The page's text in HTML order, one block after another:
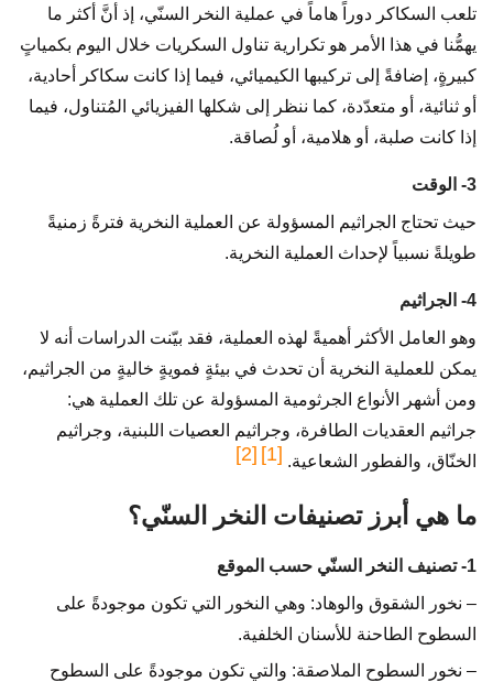
تلعب السكاكر دوراً هاماً في عملية النخر السنّي، إذ أنَّ أكثر ما
يهمُّنا في هذا الأمر هو تكرارية تناول السكريات خلال اليوم بكمياتٍ
كبيرةٍ، إضافةً إلى تركيبها الكيميائي، فيما إذا كانت سكاكر أحادية،
أو ثنائية، أو متعدّدة، كما ننظر إلى شكلها الفيزيائي المُتناول، فيما
إذا كانت صلبة، أو هلامية، أو لُصاقة.
3- الوقت
حيث تحتاج الجراثيم المسؤولة عن العملية النخرية فترةً زمنيةً
طويلةً نسبياً لإحداث العملية النخرية.
4- الجراثيم
وهو العامل الأكثر أهميةً لهذه العملية، فقد بيّنت الدراسات أنه لا
يمكن للعملية النخرية أن تحدث في بيئةٍ فمويةٍ خاليةٍ من الجراثيم،
ومن أشهر الأنواع الجرثومية المسؤولة عن تلك العملية هي:
جراثيم العقديات الطافرة، وجراثيم العصيات اللبنية، وجراثيم
الخنّاق، والفطور الشعاعية. [1]
[2]
ما هي أبرز تصنيفات النخر السنّي؟
1- تصنيف النخر السنّي حسب الموقع
– نخور الشقوق والوهاد: وهي النخور التي تكون موجودةً على
السطوح الطاحنة للأسنان الخلفية.
– نخور السطوح الملاصقة: والتي تكون موجودةً على السطوح